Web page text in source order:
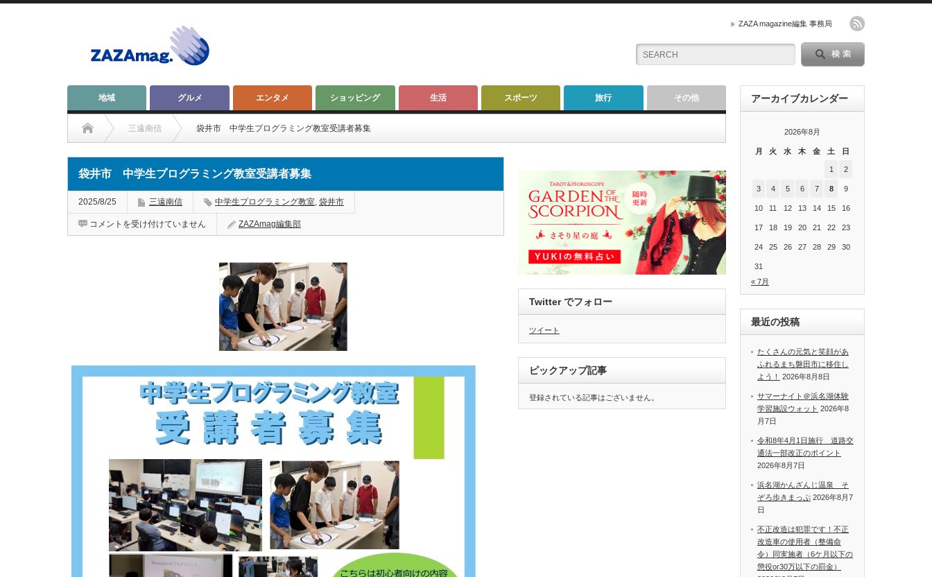
ZAZA magazine編集 事務局
地域 グルメ エンタメ ショッピング 生活 スポーツ 旅行 その他
三遠南信 袋井市 中学生プログラミング教室受講者募集
袋井市 中学生プログラミング教室受講者募集
2025/8/25 三遠南信 中学生プログラミング教室, 袋井市
袋
者
コメントを受け付けていません ZAZAmag編集部
Twitter でフォロー
ツイート
ピックアップ記事
登録されている記事はございません。
アーカイブカレンダー
2026年8月
月 火 水 木 金 土 日
1 2
3 4 5 6 7 8 9
10 11 12 13 14 15 16
17 18 19 20 21 22 23
24 25 26 27 28 29 30
31
« 7月
最近の投稿
たくさんの元気と笑顔があ
ふれるまち磐田市に移住し
よう！
2026年8月8日
サマーナイト＠浜名湖体験
学習施設ウォット 2026年8
月7日
令和8年4月1日施行 道路交
通法一部改正のポイント
2026年8月7日
浜名湖かんざんじ温泉 そ
ぞろ歩きまっぷ 2026年8月7
日
不正改造は犯罪です！不正
改造車の使用者（整備命
令）同実施者（6ケ月以下の
懲役or30万以下の罰金）